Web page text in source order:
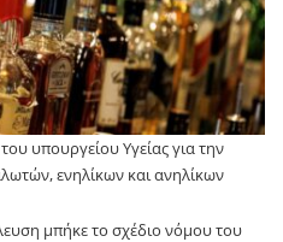
υπουργείου Υγείας για την
ενηλίκων και ανηλίκων
μπήκε το σχέδιο νόμου του